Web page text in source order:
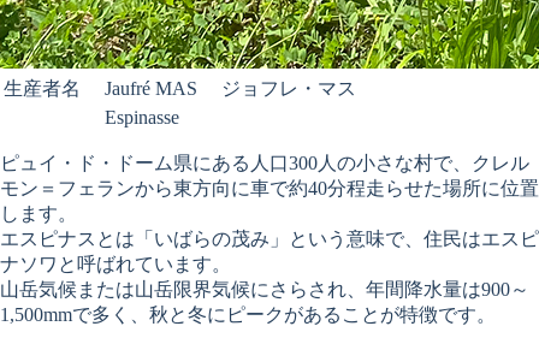
生産者名
Jaufré MAS ジョフレ・マス
Espinasse
ピュイ・ド・ドーム県にある人口300人の小さな村で、クレル
モン＝フェランから東方向に車で約40分程走らせた場所に位置
します。
エスピナスとは「いばらの茂み」という意味で、住民はエスピ
ナソワと呼ばれています。
山岳気候または山岳限界気候にさらされ、年間降水量は900～
1,500mmで多く、秋と冬にピークがあることが特徴です。